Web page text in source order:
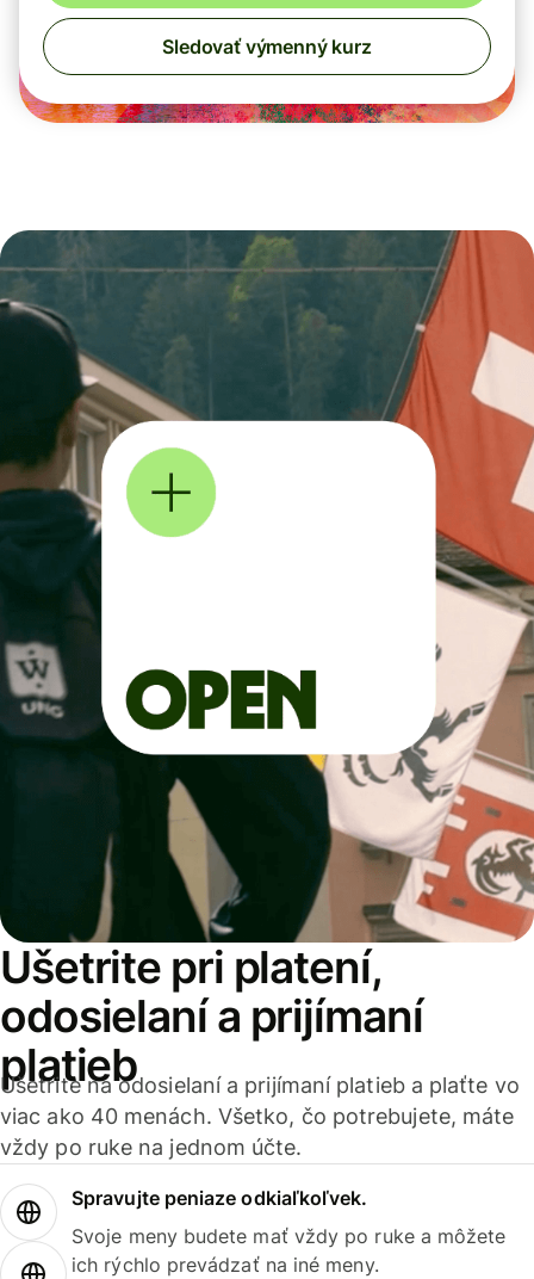
Sledovať výmenný kurz
Ušetrite pri platení,
odosielaní a prijímaní
platieb
Ušetrite na odosielaní a prijímaní platieb a plaťte vo
viac ako 40 menách. Všetko, čo potrebujete, máte
vždy po ruke na jednom účte.
Spravujte peniaze odkiaľkoľvek.
Svoje meny budete mať vždy po ruke a môžete
ich rýchlo prevádzať na iné meny.